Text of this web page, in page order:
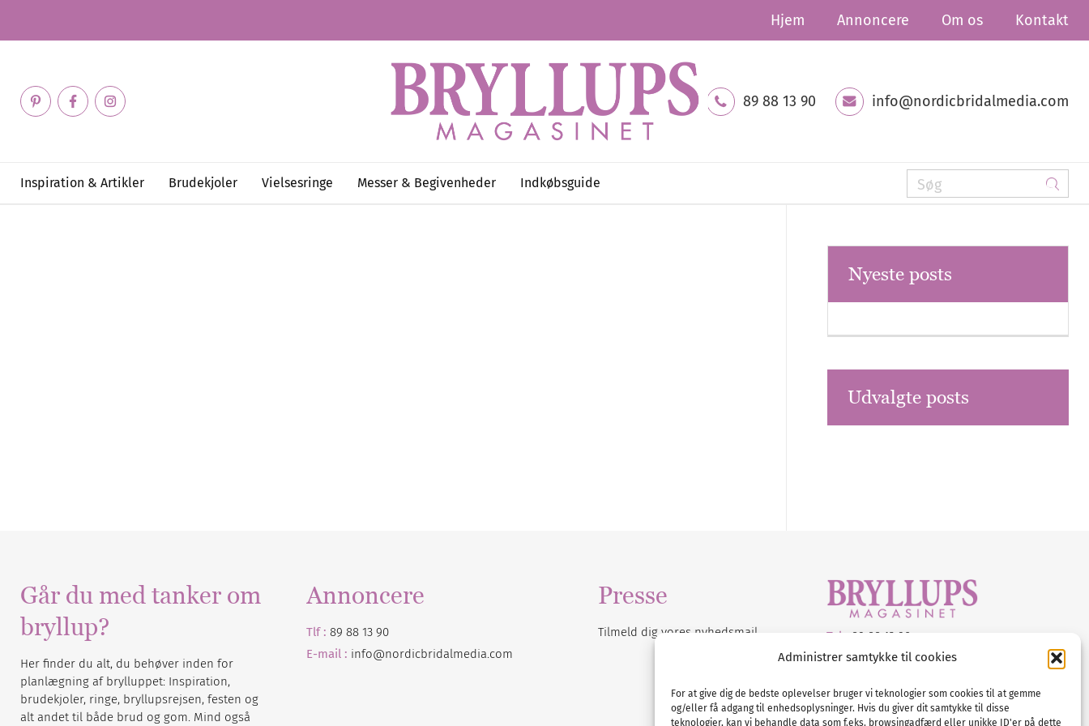
Administrer samtykke til cookies
For at give dig de bedste oplevelser bruger vi teknologier som cookies til at gemme
og/eller få adgang til enhedsoplysninger. Hvis du giver dit samtykke til disse
teknologier, kan vi behandle data som f.eks. browsingadfærd eller unikke ID'er på dette
Hjem Annoncere Om os Kontakt
89 88 13 90 info@nordicbridalmedia.com
Inspiration & Artikler Brudekjoler Vielsesringe Messer & Begivenheder Indkøbsguide
Nyeste posts
Udvalgte posts
Går du med tanker om
bryllup?
Her finder du alt, du behøver inden for
planlægning af brylluppet: Inspiration,
brudekjoler, ringe, bryllupsrejsen, festen og
alt andet til både brud og gom. Mind også
Annoncere
Tlf : 89 88 13 90
E-mail : info@nordicbridalmedia.com
Presse
Tilmeld dig vores nyhedsmail Tel :
89 88 13 90
E-post:info@nordicbridalmedia.com
© All rights reserved.
Org.nr: DK34787271